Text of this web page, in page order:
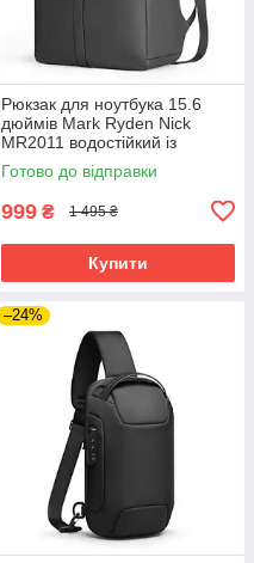
Рюкзак для ноутбука 15.6
дюймів Mark Ryden Nick
MR2011 водостійкий із
зовнішніми кишенями
(Чорний)
Готово до відправки
999 ₴ 1 495 ₴
Купити
–24%